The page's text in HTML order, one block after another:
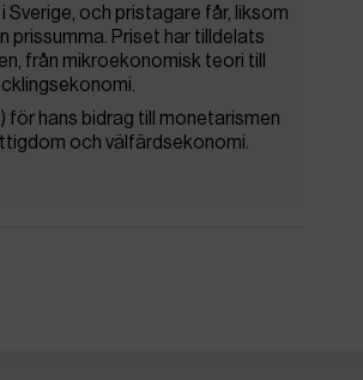
Sverige, och pristagare får, liksom
prissumma. Priset har tilldelats
från mikroekonomisk teori till
för hans bidrag till monetarismen
och välfärdsekonomi.